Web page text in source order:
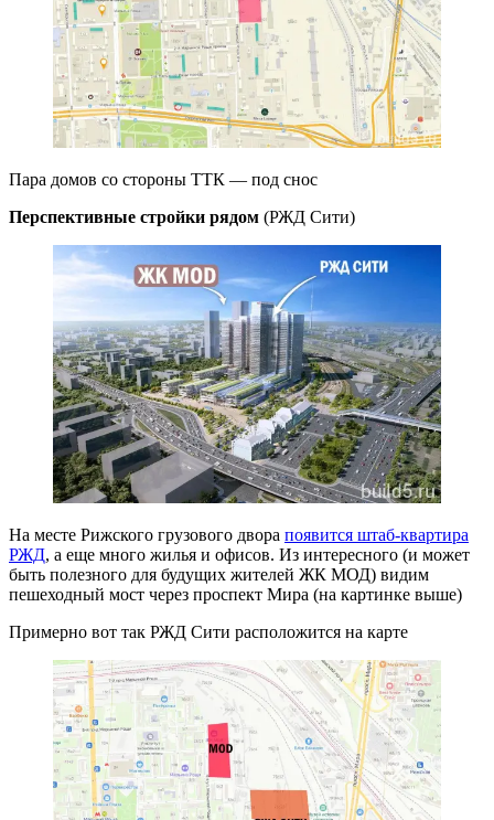
Пара домов со стороны ТТК — под снос
Перспективные стройки рядом (РЖД Сити)
На месте Рижского грузового двора появится штаб-квартира
РЖД, а еще много жилья и офисов. Из интересного (и может
быть полезного для будущих жителей ЖК МОД) видим
пешеходный мост через проспект Мира (на картинке выше)
Примерно вот так РЖД Сити расположится на карте